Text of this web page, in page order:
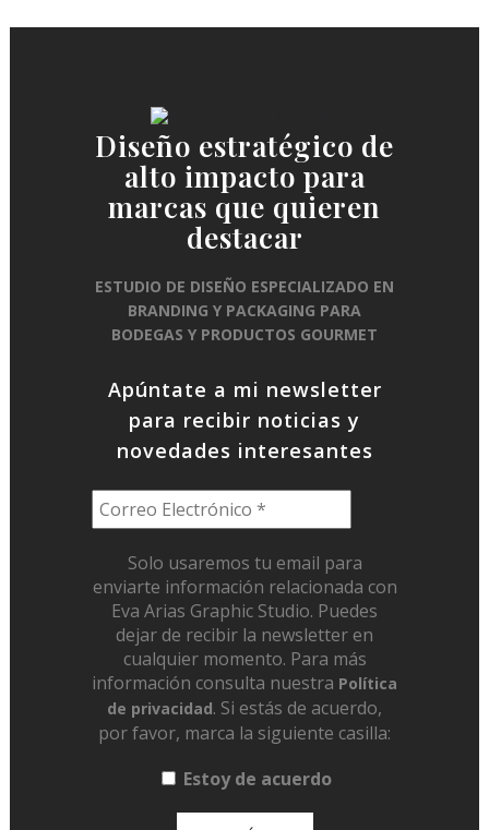
Diseño estratégico de
alto impacto para
marcas que quieren
destacar
ESTUDIO DE DISEÑO ESPECIALIZADO EN
BRANDING Y PACKAGING PARA
BODEGAS Y PRODUCTOS GOURMET
Apúntate a mi newsletter
para recibir noticias y
novedades interesantes
Solo usaremos tu email para
enviarte información relacionada con
Eva Arias Graphic Studio. Puedes
dejar de recibir la newsletter en
cualquier momento. Para más
información consulta nuestra Política
de privacidad. Si estás de acuerdo,
por favor, marca la siguiente casilla:
Estoy de acuerdo